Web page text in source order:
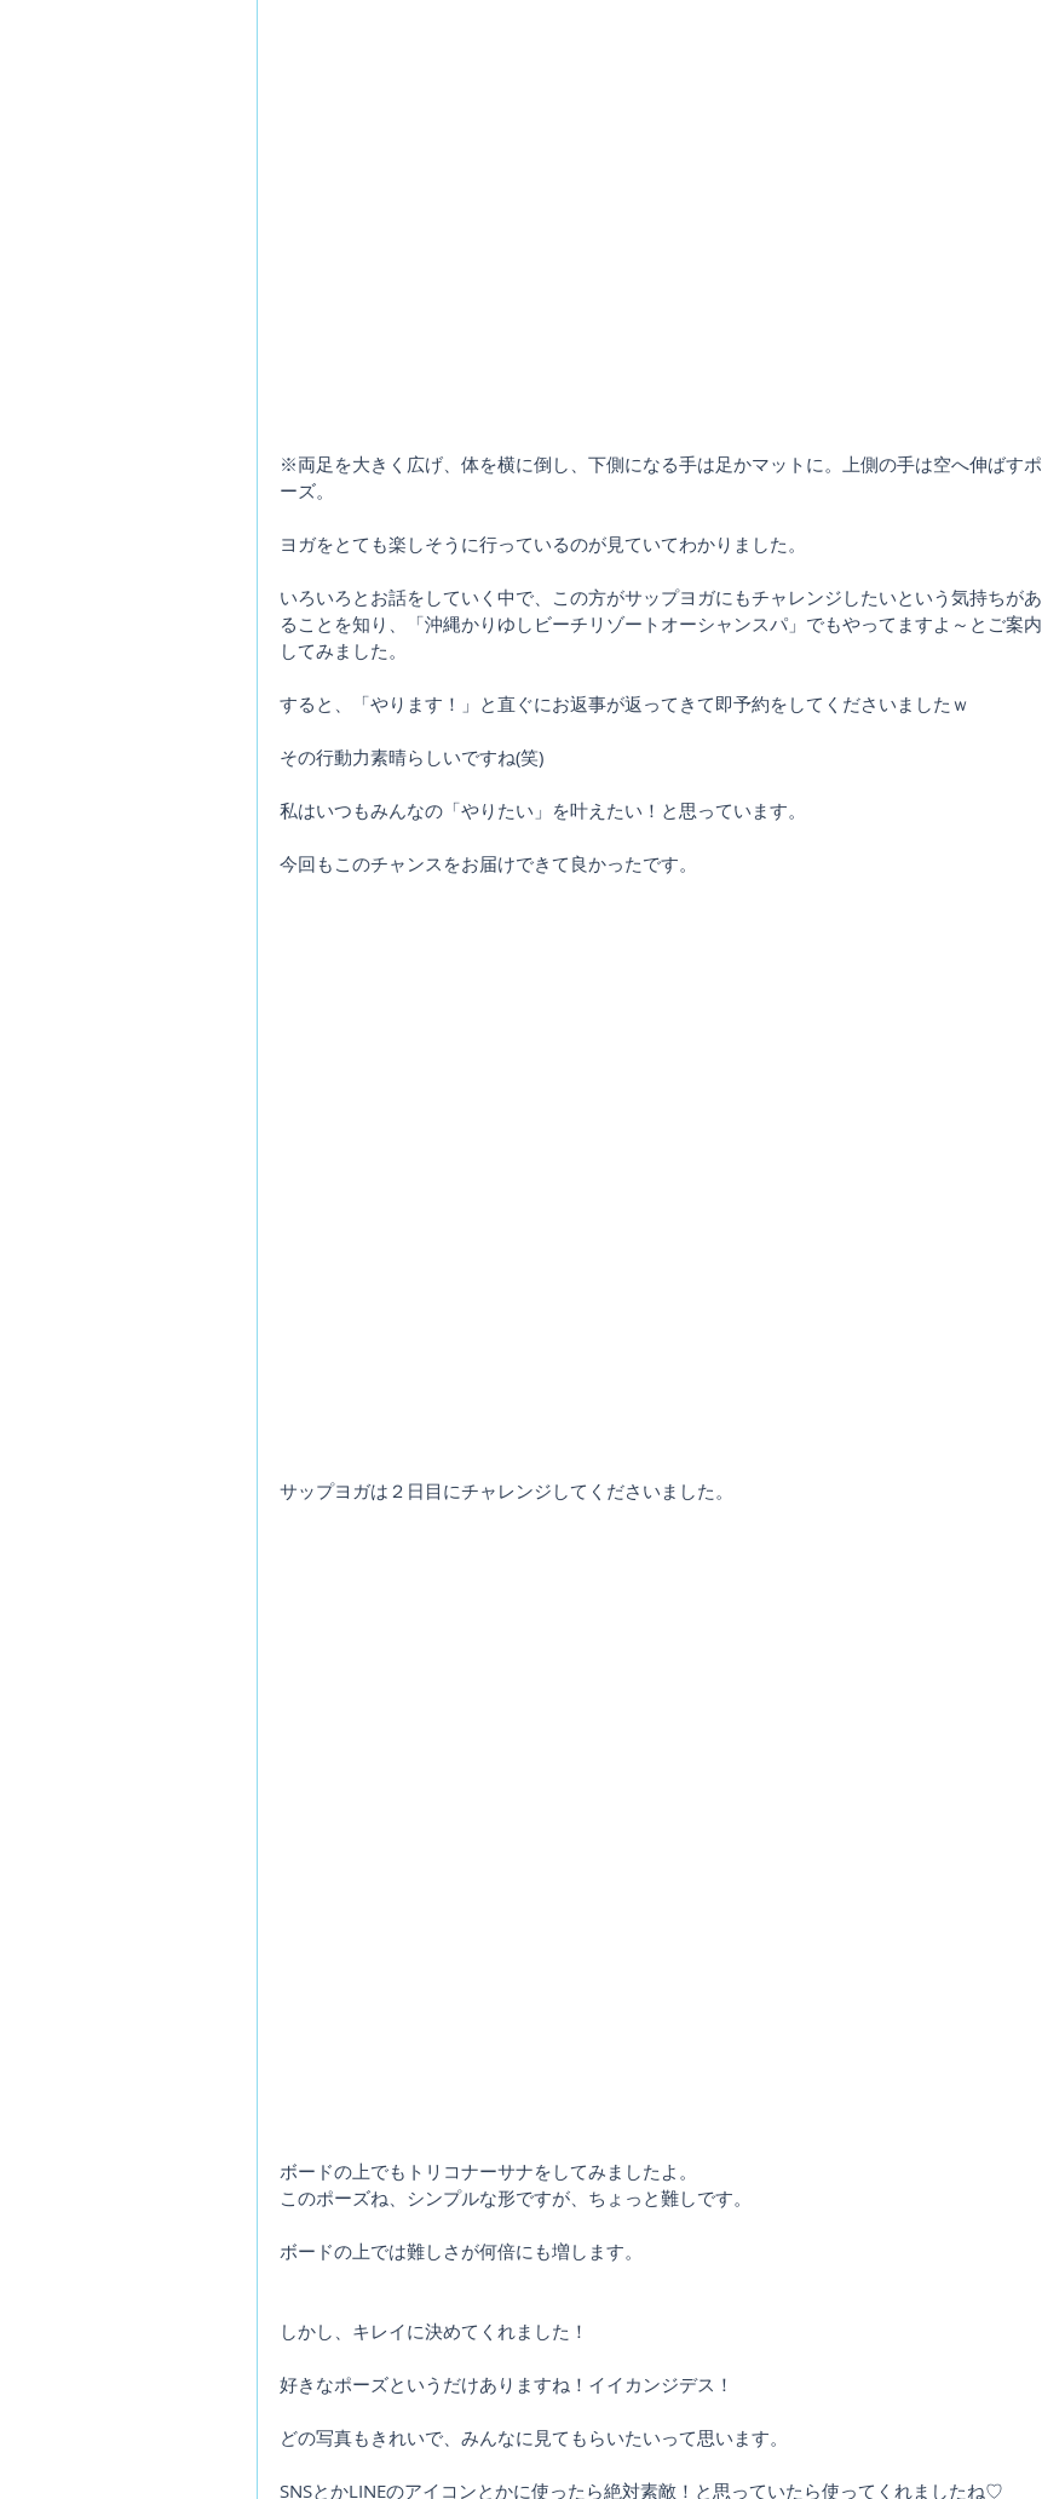
※両足を大きく広げ、体を横に倒し、下側になる手は足かマットに。上側の手は空へ伸ばすポ
ーズ。
ヨガをとても楽しそうに行っているのが見ていてわかりました。
いろいろとお話をしていく中で、この方がサップヨガにもチャレンジしたいという気持ちがあ
ることを知り、「沖縄かりゆしビーチリゾートオーシャンスパ」でもやってますよ～とご案内
してみました。
すると、「やります！」と直ぐにお返事が返ってきて即予約をしてくださいましたｗ
その行動力素晴らしいですね(笑)
私はいつもみんなの「やりたい」を叶えたい！と思っています。
今回もこのチャンスをお届けできて良かったです。
サップヨガは２日目にチャレンジしてくださいました。
ボードの上でもトリコナーサナをしてみましたよ。
このポーズね、シンプルな形ですが、ちょっと難しです。
ボードの上では難しさが何倍にも増します。
しかし、キレイに決めてくれました！
好きなポーズというだけありますね！イイカンジデス！
どの写真もきれいで、みんなに見てもらいたいって思います。
SNSとかLINEのアイコンとかに使ったら絶対素敵！と思っていたら使ってくれましたね♡